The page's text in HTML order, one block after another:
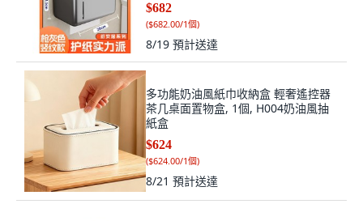
$682
($682.00/1個)
8/19 預計送達
多功能奶油風紙巾收納盒 輕奢遙控器
茶几桌面置物盒, 1個, H004奶油風抽
紙盒
$624
($624.00/1個)
8/21 預計送達